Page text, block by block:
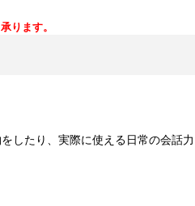
ります。
したり、実際に使える日常の会話